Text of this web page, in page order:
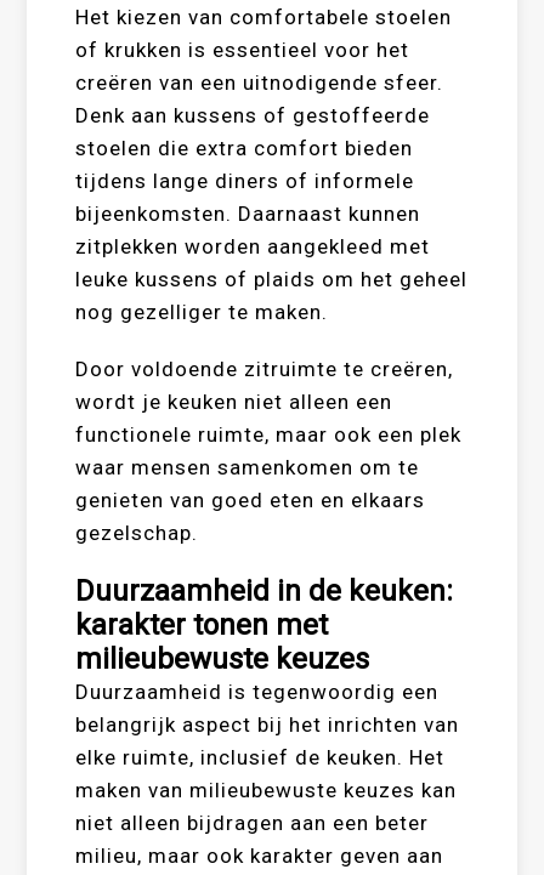
Het kiezen van comfortabele stoelen
of krukken is essentieel voor het
creëren van een uitnodigende sfeer.
Denk aan kussens of gestoffeerde
stoelen die extra comfort bieden
tijdens lange diners of informele
bijeenkomsten. Daarnaast kunnen
zitplekken worden aangekleed met
leuke kussens of plaids om het geheel
nog gezelliger te maken.
Door voldoende zitruimte te creëren,
wordt je keuken niet alleen een
functionele ruimte, maar ook een plek
waar mensen samenkomen om te
genieten van goed eten en elkaars
gezelschap.
Duurzaamheid in de keuken:
karakter tonen met
milieubewuste keuzes
Duurzaamheid is tegenwoordig een
belangrijk aspect bij het inrichten van
elke ruimte, inclusief de keuken. Het
maken van milieubewuste keuzes kan
niet alleen bijdragen aan een beter
milieu, maar ook karakter geven aan